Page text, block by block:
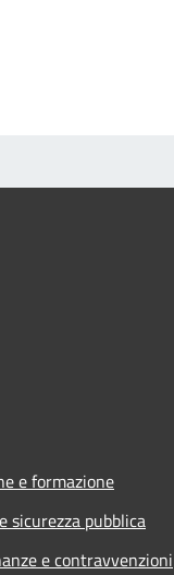
e formazione
sicurezza pubblica
e contravvenzioni